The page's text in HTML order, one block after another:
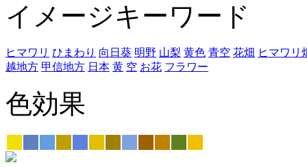
イメージキーワード
ヒマワリ ひまわり 向日葵 明野 山梨 黄色 青空 花畑 ヒマワリ
越地方 甲信地方 日本 黄 空 お花 フラワー
色効果